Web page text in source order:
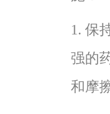
1. 保
强的
和摩